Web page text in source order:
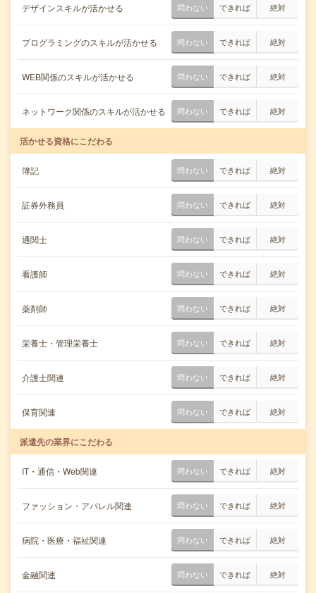
デザインスキルが活かせる 問わない できれば 絶対
プログラミングのスキルが活かせる 問わない できれば 絶対
WEB関係のスキルが活かせる 問わない できれば 絶対
ネットワーク関係のスキルが活かせる 問わない できれば 絶対
活かせる資格にこだわる
簿記 問わない できれば 絶対
証券外務員 問わない できれば 絶対
通関士 問わない できれば 絶対
看護師 問わない できれば 絶対
薬剤師 問わない できれば 絶対
栄養士・管理栄養士 問わない できれば 絶対
介護士関連 問わない できれば 絶対
保育関連 問わない できれば 絶対
派遣先の業界にこだわる
IT・通信・Web関連 問わない できれば 絶対
ファッション・アパレル関連 問わない できれば 絶対
病院・医療・福祉関連 問わない できれば 絶対
金融関連 問わない できれば 絶対